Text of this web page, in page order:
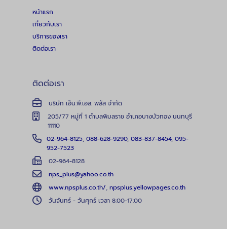
หน้าแรก
เกี่ยวกับเรา
บริการของเรา
ติดต่อเรา
ติดต่อเรา
บริษัท เอ็น.พี.เอส. พลัส จำกัด
205/77 หมู่ที่ 1 ตำบลพิมลราช อำเภอบางบัวทอง นนทบุรี
11110
02-964-8125, 088-628-9290, 083-837-8454, 095-
952-7523
02-964-8128
nps_plus@yahoo.co.th
www.npsplus.co.th/, npsplus.yellowpages.co.th
วันจันทร์ - วันศุกร์ เวลา 8:00-17:00